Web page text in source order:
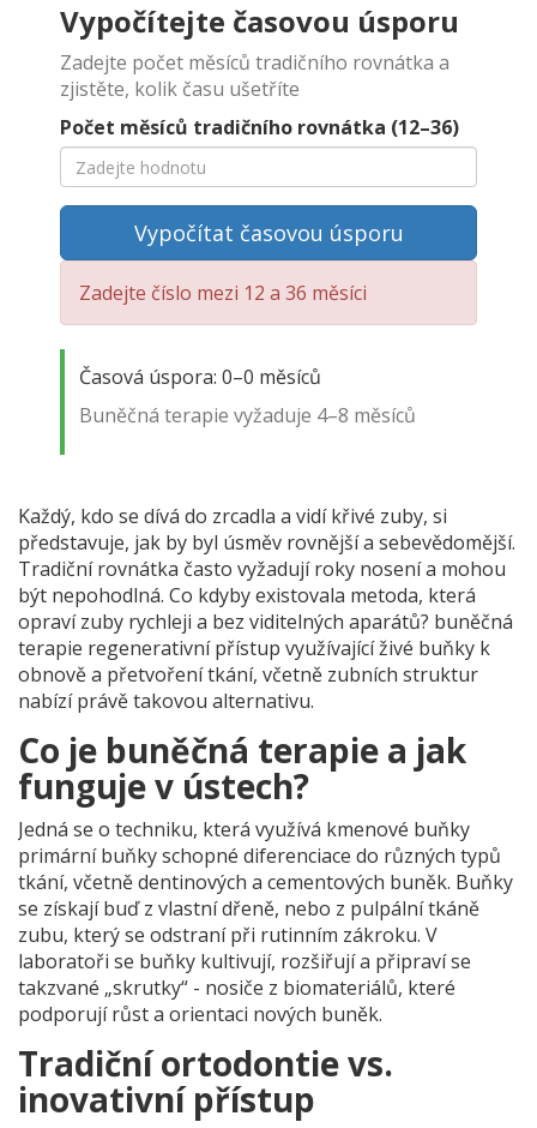
Vypočítejte časovou úsporu
Zadejte počet měsíců tradičního rovnátka a
zjistěte, kolik času ušetříte
Počet měsíců tradičního rovnátka (12–36)
Vypočítat časovou úsporu
Zadejte číslo mezi 12 a 36 měsíci
Časová úspora: 0–0 měsíců
Buněčná terapie vyžaduje 4–8 měsíců
Každý, kdo se dívá do zrcadla a vidí křivé zuby, si
představuje, jak by byl úsměv rovnější a sebevědomější.
Tradiční rovnátka často vyžadují roky nosení a mohou
být nepohodlná. Co kdyby existovala metoda, která
opraví zuby rychleji a bez viditelných aparátů? buněčná
terapie regenerativní přístup využívající živé buňky k
obnově a přetvoření tkání, včetně zubních struktur
nabízí právě takovou alternativu.
Co je buněčná terapie a jak
funguje v ústech?
Jedná se o techniku, která využívá kmenové buňky
primární buňky schopné diferenciace do různých typů
tkání, včetně dentinových a cementových buněk. Buňky
se získají buď z vlastní dřeně, nebo z pulpální tkáně
zubu, který se odstraní při rutinním zákroku. V
laboratoři se buňky kultivují, rozšiřují a připraví se
takzvané „skrutky“ - nosiče z biomateriálů, které
podporují růst a orientaci nových buněk.
Tradiční ortodontie vs.
inovativní přístup